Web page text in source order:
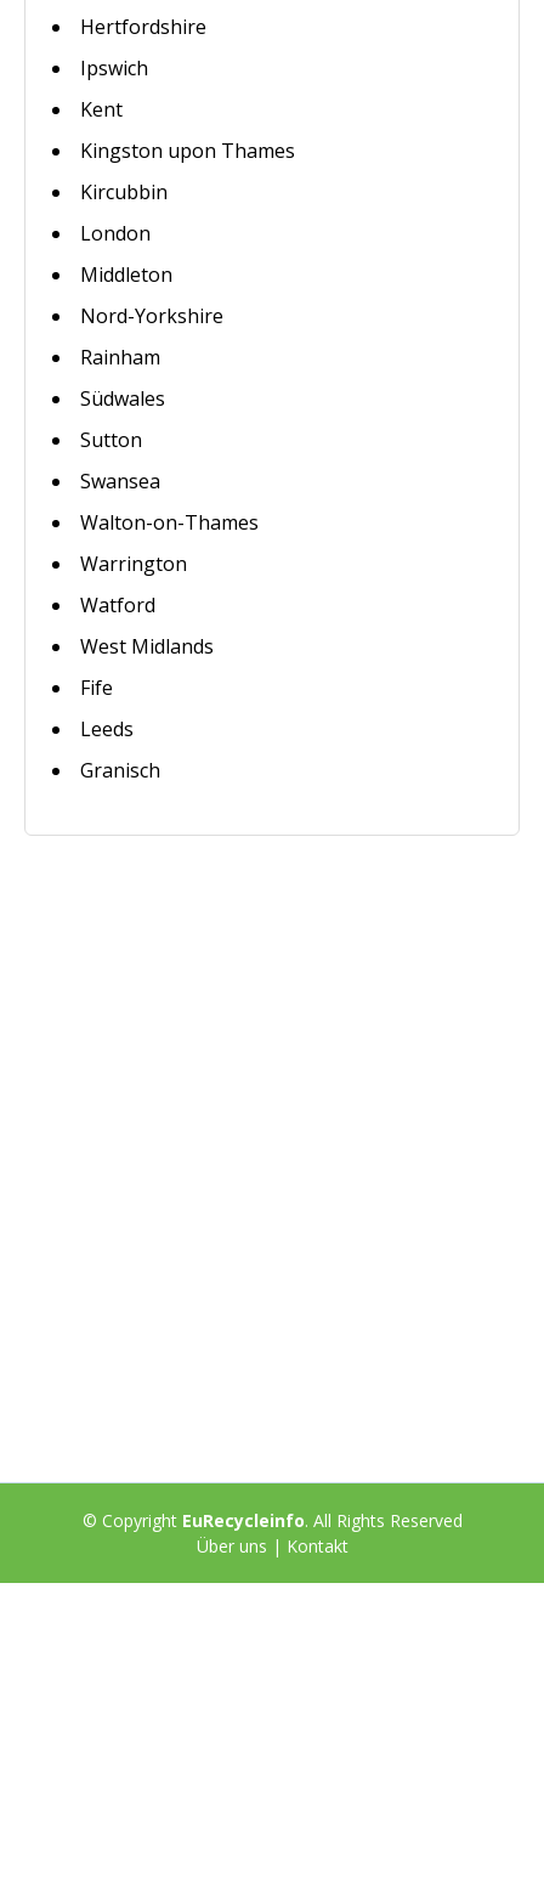
Hertfordshire
Ipswich
Kent
Kingston upon Thames
Kircubbin
London
Middleton
Nord-Yorkshire
Rainham
Südwales
Sutton
Swansea
Walton-on-Thames
Warrington
Watford
West Midlands
Fife
Leeds
Granisch
© Copyright EuRecycleinfo. All Rights Reserved
Über uns | Kontakt